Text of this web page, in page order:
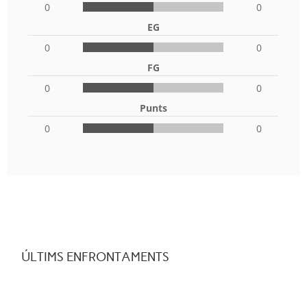
0
0
EG
0
0
FG
0
0
Punts
0
0
ÚLTIMS ENFRONTAMENTS